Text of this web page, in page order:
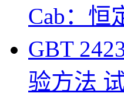
Cab：恒
GBT
验方法